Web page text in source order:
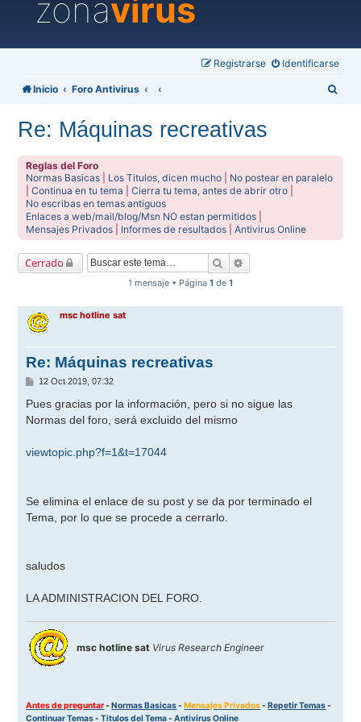
zonavirus
Identificarse
Registrarse
Inicio Foro Antivirus
Re: Máquinas recreativas
Reglas del Foro
Normas Basicas
Los Titulos, dicen mucho
No postear en paralelo
|Continua en tu tema |Cierra tu tema, antes de abrir otro
No escribas en temas antiguos
Enlaces a web/mail/blog/Msn NO estan permitidos
Mensajes Privados
Informes de resultados |Antivirus Online
Cerrado Buscar
1 mensaje • Página 1 de 1
msc hotline sat
Re: Máquinas recreativas
M
n
a
12 Oct 2019, 07:32
Pues gracias por la información, pero si no sigue las
Normas del foro, será excluido del mismo
viewtopic.php?f=1&t=17044
Se elimina el enlace de su post y se da por terminado el
Tema, por lo que se procede a cerrarlo.
saludos
LA ADMINISTRACION DEL FORO.
msc hotline sat Virus Research Engineer
Antes de preguntar-Normas Basicas-Mensajes Privados-Repetir Temas-
Continuar Temas-Titulos del Tema-Antivirus Online